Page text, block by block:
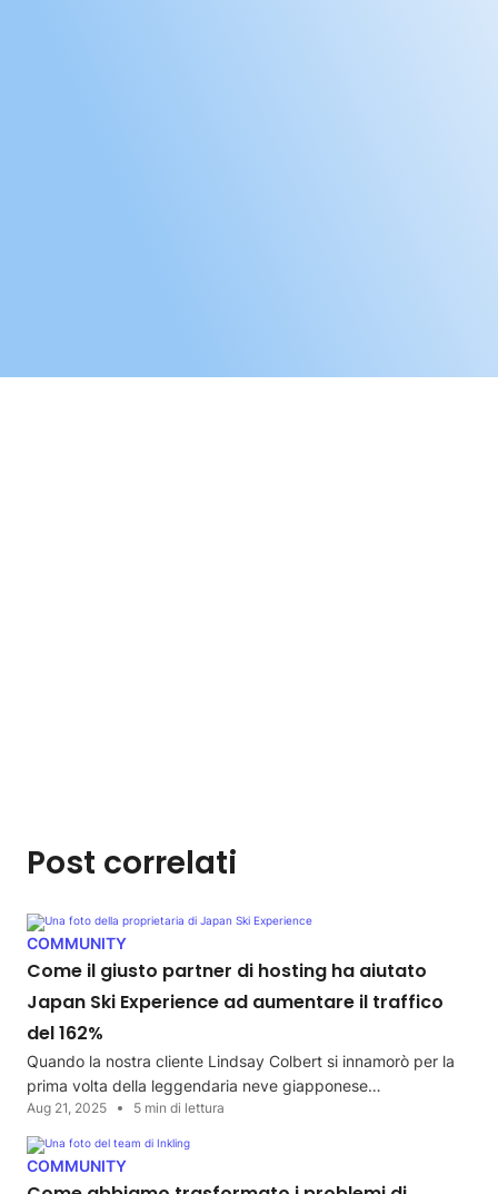
Post correlati
COMMUNITY
Come il giusto partner di hosting ha aiutato
Japan Ski Experience ad aumentare il traffico
del 162%
Quando la nostra cliente Lindsay Colbert si innamorò per la
prima volta della leggendaria neve giapponese…
Aug 21, 2025 5 min di lettura
COMMUNITY